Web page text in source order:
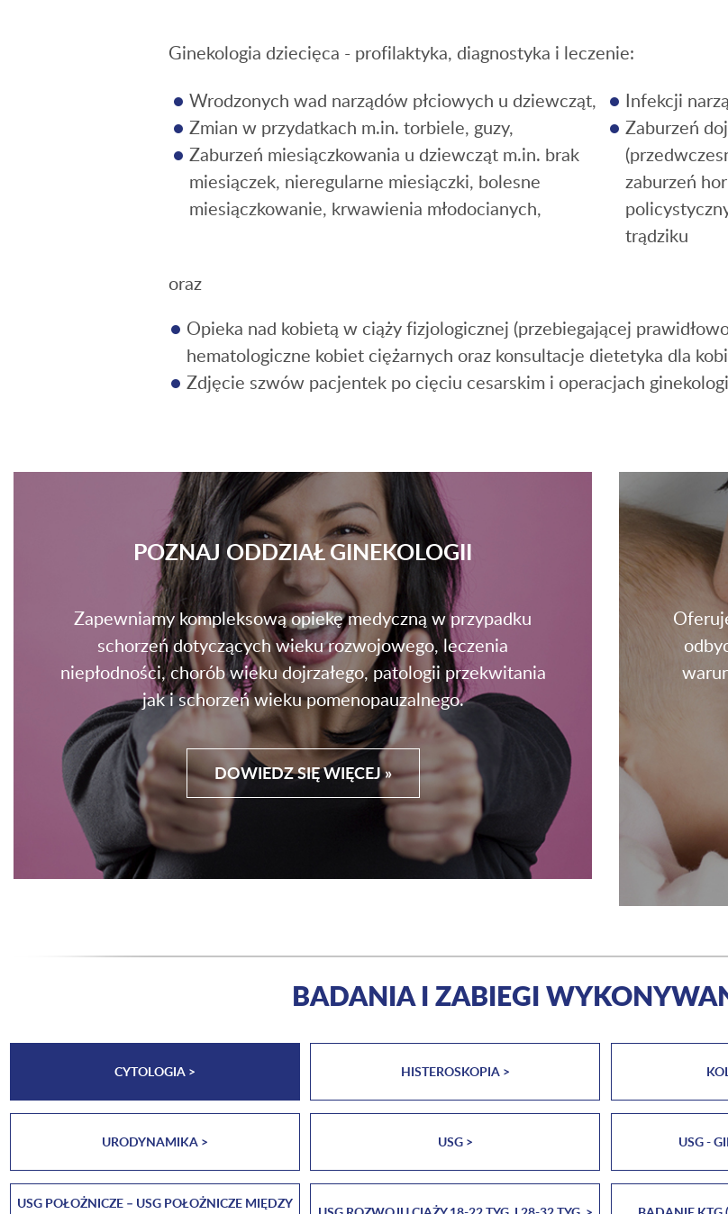
Ginekologia dziecięca - profilaktyka, diagnostyka i leczenie:
Wrodzonych wad narządów płciowych u dziewcząt,
Zmian w przydatkach m.in. torbiele, guzy,
Zaburzeń miesiączkowania u dziewcząt m.in. brak
miesiączek, nieregularne miesiączki, bolesne
miesiączkowanie, krwawienia młodocianych,
Infekcji
Zaburzeń
zaburzeń
trądziku
oraz
Opieka nad kobietą w ciąży fizjologicznej (przebiegającej
hematologiczne kobiet ciężarnych oraz konsultacje dietetyka dla
Zdjęcie szwów pacjentek po cięciu cesarskim i operacjach
POZNAJ ODDZIAŁ GINEKOLOGII
Zapewniamy kompleksową opiekę medyczną w przypadku
schorzeń dotyczących wieku rozwojowego, leczenia
niepłodności, chorób wieku dojrzałego, patologii przekwitania
jak i schorzeń wieku pomenopauzalnego.
DOWIEDZ SIĘ WIĘCEJ »
BADANIA I ZABIEGI
CYTOLOGIA > HISTEROSKOPIA >
URODYNAMIKA > USG > USG -
USG POŁOŻNICZE – USG POŁOŻNICZE MIĘDZY